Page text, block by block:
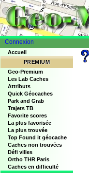
Connexion
Accueil
PREMIUM
Geo-Premium
Les Lab Caches
Attributs
Quick Géocaches
Park and Grab
Trajets TB
Favorite scores
La plus favorisée
La plus trouvée
Top Found it géocache
Caches non trouvées
Défi villes
Ortho THR Paris
Caches en difficulté